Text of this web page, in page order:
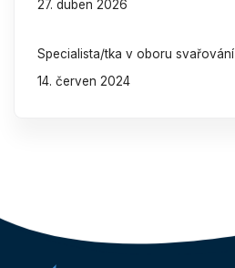
27. duben 2026
Specialista/tka v oboru svařování
14. červen 2024